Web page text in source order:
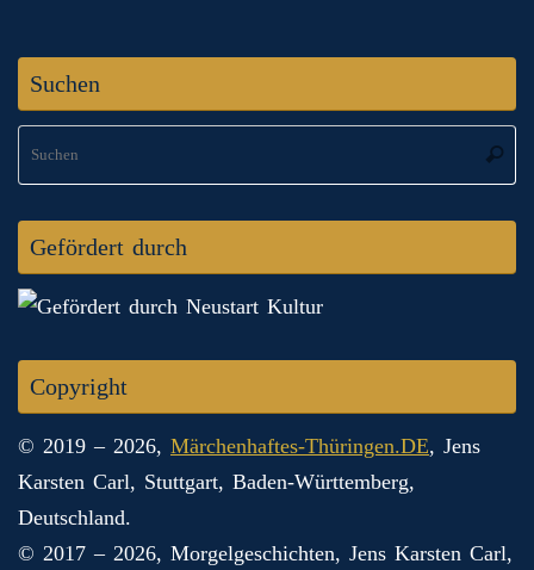
Suchen
Gefördert durch
Copyright
© 2019 – 2026, Märchenhaftes-Thüringen.DE, Jens
Karsten Carl, Stuttgart, Baden-Württemberg,
Deutschland.
© 2017 – 2026, Morgelgeschichten, Jens Karsten Carl,